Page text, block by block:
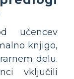
učencev
knjigo,
delu.
vključili